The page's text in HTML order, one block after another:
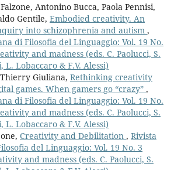
Antonino Bucca, Paola Pennisi,
Gentile, Embodied creativity. An
into schizophrenia and autism ,
di Filosofia del Linguaggio: Vol. 19 No.
and madness (eds. C. Paolucci, S.
L. Lobaccaro & F.V. Alessi)
Giuliana, Rethinking creativity
games. When gamers go “crazy” ,
di Filosofia del Linguaggio: Vol. 19 No.
and madness (eds. C. Paolucci, S.
L. Lobaccaro & F.V. Alessi)
Creativity and Debilitation , Rivista
del Linguaggio: Vol. 19 No. 3
and madness (eds. C. Paolucci, S.